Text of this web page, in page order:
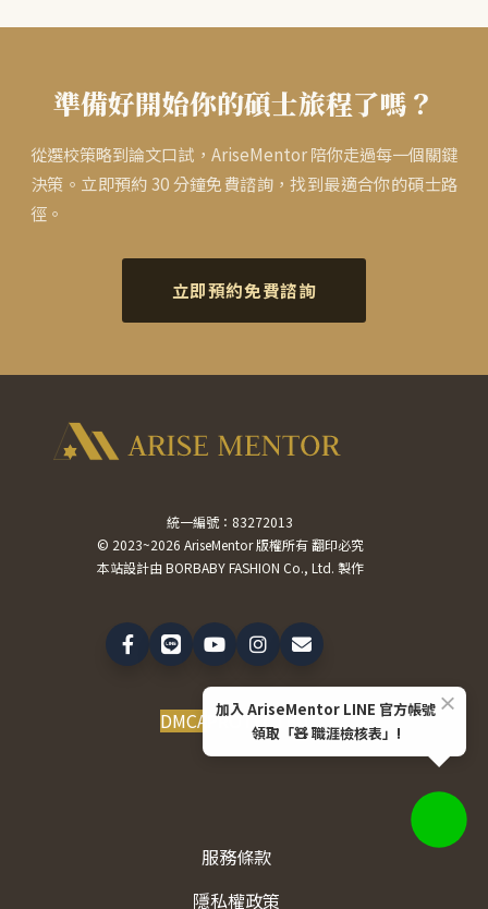
準備好開始你的碩士旅程了嗎？
從選校策略到論文口試，AriseMentor 陪你走過每一個關鍵
決策。立即預約 30 分鐘免費諮詢，找到最適合你的碩士路
徑。
立即預約免費諮詢
統一編號：83272013
© 2023~2026 AriseMentor 版權所有 翻印必究
本站設計由 BORBABY FASHION Co., Ltd. 製作
DMCA PROTECTED
服務條款
隱私權政策
×
加入 AriseMentor LINE 官方帳號
領取「🧸 職涯檢核表」!